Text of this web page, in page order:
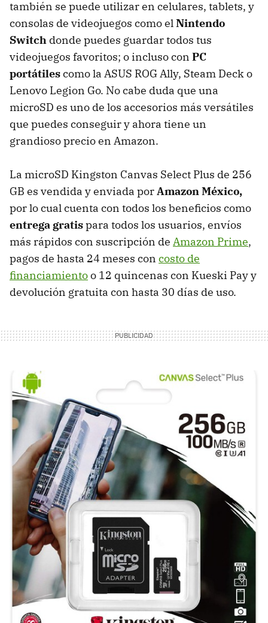
también se puede utilizar en celulares, tablets, y
consolas de videojuegos como elNintendo
Switch donde puedes guardar todos tus
videojuegos favoritos; o incluso con PC
portátilescomo la ASUS ROG Ally, Steam Deck o
Lenovo Legion Go. No cabe duda que una
microSD es uno de los accesorios más versátiles
que puedes conseguir y ahora tiene un
grandioso precio en Amazon.
La microSD Kingston Canvas Select Plus de 256
GB es vendida y enviada porAmazon México,
por lo cual cuenta con todos los beneficios como
entrega gratispara todos los usuarios, envíos
más rápidos con suscripción de Amazon Prime,
pagos de hasta 24 meses con costo de
financiamientoo 12 quincenas con Kueski Pay y
devolución gratuita con hasta 30 días de uso.